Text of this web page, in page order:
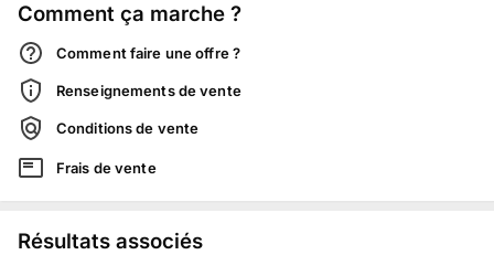
Comment ça marche ?
Comment faire une offre ?
Renseignements de vente
Conditions de vente
Frais de vente
Résultats associés